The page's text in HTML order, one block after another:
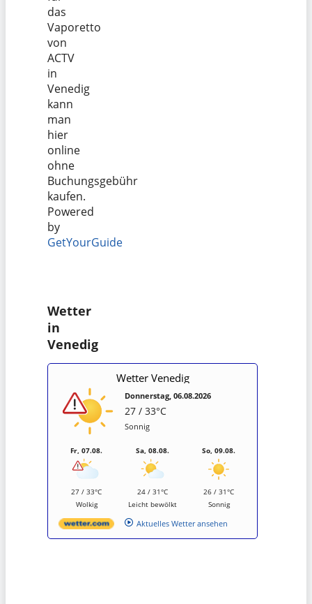
das
Vaporetto
von
ACTV
in
Venedig
kann
man
hier
online
ohne
Buchungsgebühr
kaufen.
Powered
by
GetYourGuide
Wetter
in
Venedig
Wetter Venedig
Donnerstag, 06.08.2026
27 / 33°C
Sonnig
Fr, 07.08.
27 / 33°C
Wolkig
Sa, 08.08.
24 / 31°C
Leicht bewölkt
So, 09.08.
26 / 31°C
Sonnig
Aktuelles Wetter ansehen